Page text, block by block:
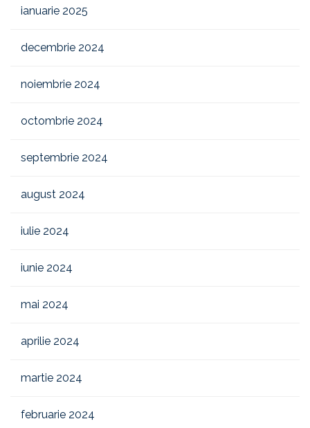
ianuarie 2025
decembrie 2024
noiembrie 2024
octombrie 2024
septembrie 2024
august 2024
iulie 2024
iunie 2024
mai 2024
aprilie 2024
martie 2024
februarie 2024